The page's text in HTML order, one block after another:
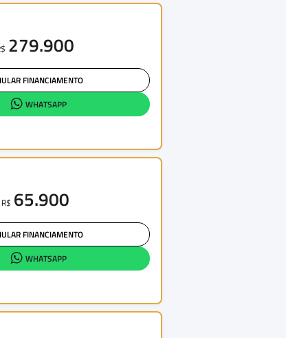
279.900
FINANCIAMENTO
WHATSAPP
R$ 65.900
FINANCIAMENTO
WHATSAPP